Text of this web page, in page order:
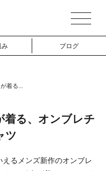
み ブログ
着る...
着る、オンブレチ
ツ
るメンズ新作のオンブレ